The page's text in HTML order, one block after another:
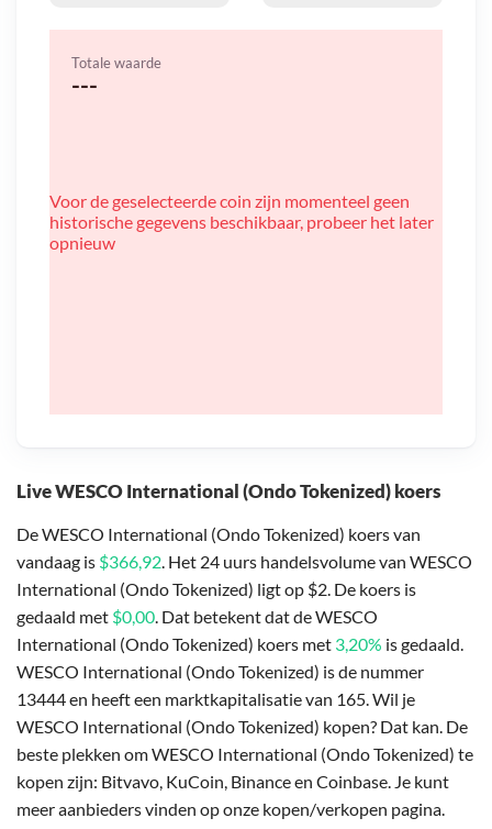
Live WESCO International (Ondo Tokenized) koers
De WESCO International (Ondo Tokenized) koers van
vandaag is $366,92. Het 24 uurs handelsvolume van WESCO
International (Ondo Tokenized) ligt op $2. De koers is
gedaald met $0,00. Dat betekent dat de WESCO
International (Ondo Tokenized) koers met 3,20% is gedaald.
WESCO International (Ondo Tokenized) is de nummer
13444 en heeft een marktkapitalisatie van 165. Wil je
WESCO International (Ondo Tokenized) kopen? Dat kan. De
beste plekken om WESCO International (Ondo Tokenized) te
kopen zijn: Bitvavo, KuCoin, Binance en Coinbase. Je kunt
meer aanbieders vinden op onze kopen/verkopen pagina.
Totale waarde
---
Voor de geselecteerde coin zijn momenteel geen
historische gegevens beschikbaar, probeer het later
opnieuw